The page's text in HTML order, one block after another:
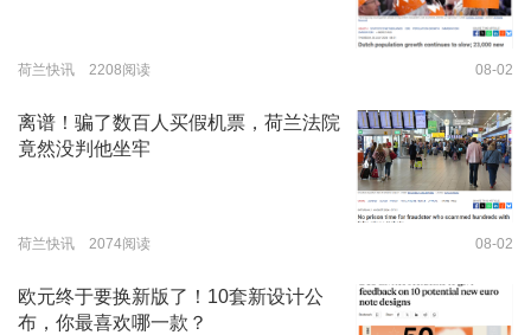
荷兰快讯 2208阅读 08-02
离谱！骗了数百人买假机票，荷兰法院
竟然没判他坐牢
荷兰快讯 2074阅读 08-02
欧元终于要换新版了！10套新设计公
布，你最喜欢哪一款？